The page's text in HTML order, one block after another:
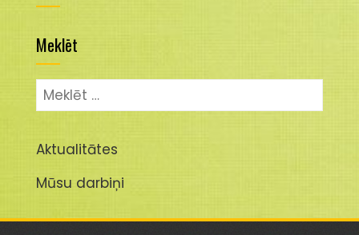
Meklēt
Meklēt:
Aktualitātes
Mūsu darbiņi